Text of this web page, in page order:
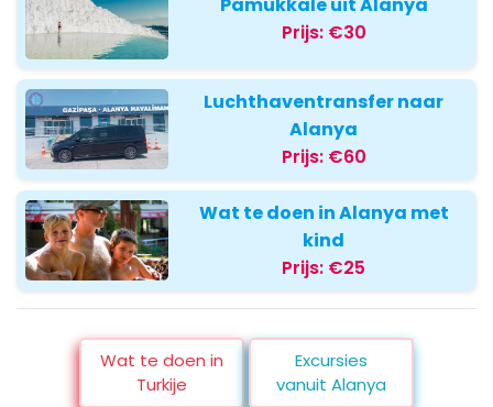
Prijs: €30
Luchthaventransfer naar
Alanya
Prijs: €60
Wat te doen in Alanya met
kind
Prijs: €25
Wat te doen in
Turkije
Excursies
vanuit Alanya